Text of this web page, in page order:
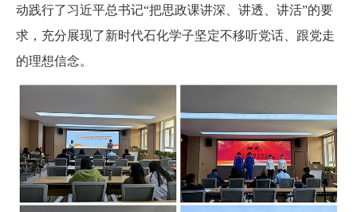
动践行了习近平总书记“把思政课讲深、讲透、讲活”的要
求，充分展现了新时代石化学子坚定不移听党话、跟党走
的理想信念。